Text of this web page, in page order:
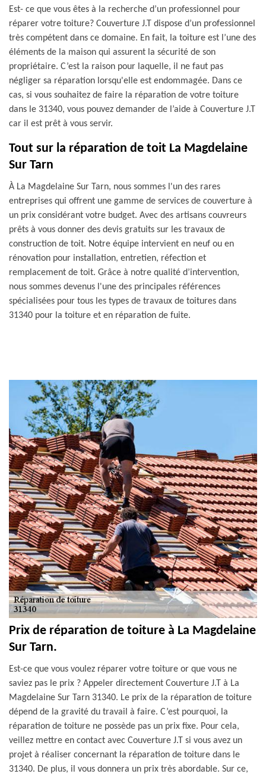
Est- ce que vous êtes à la recherche d’un professionnel pour
réparer votre toiture? Couverture J.T dispose d’un professionnel
très compétent dans ce domaine. En fait, la toiture est l’une des
éléments de la maison qui assurent la sécurité de son
propriétaire. C’est la raison pour laquelle, il ne faut pas
négliger sa réparation lorsqu'elle est endommagée. Dans ce
cas, si vous souhaitez de faire la réparation de votre toiture
dans le 31340, vous pouvez demander de l’aide à Couverture J.T
car il est prêt à vous servir.
Tout sur la réparation de toit La Magdelaine
Sur Tarn
À La Magdelaine Sur Tarn, nous sommes l'un des rares
entreprises qui offrent une gamme de services de couverture à
un prix considérant votre budget. Avec des artisans couvreurs
prêts à vous donner des devis gratuits sur les travaux de
construction de toit. Notre équipe intervient en neuf ou en
rénovation pour installation, entretien, réfection et
remplacement de toit. Grâce à notre qualité d’intervention,
nous sommes devenus l'une des principales références
spécialisées pour tous les types de travaux de toitures dans
31340 pour la toiture et en réparation de fuite.
Prix de réparation de toiture à La Magdelaine
Sur Tarn.
Est-ce que vous voulez réparer votre toiture or que vous ne
saviez pas le prix ? Appeler directement Couverture J.T à La
Magdelaine Sur Tarn 31340. Le prix de la réparation de toiture
dépend de la gravité du travail à faire. C’est pourquoi, la
réparation de toiture ne possède pas un prix fixe. Pour cela,
veillez mettre en contact avec Couverture J.T si vous avez un
projet à réaliser concernant la réparation de toiture dans le
31340. De plus, il vous donnera un prix très abordable. Sur ce,